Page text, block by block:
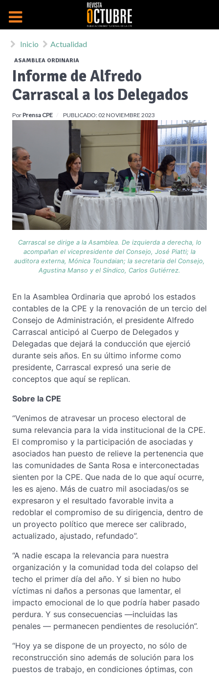
Inicio Actualidad
ASAMBLEA ORDINARIA
Informe de Alfredo
Carrascal a los Delegados
PorPrensa CPE PUBLICADO: 02 NOVIEMBRE 2023
Carrascal se dirige a la Asamblea. De izquierda a derecha, lo
acompañan el vicepresidente del Consejo, José Piatti; la
auditora externa, Mónica Toundaian; la secretaria del Consejo,
Agustina Manso y el Síndico, Carlos Gutiérrez.
En la Asamblea Ordinaria que aprobó los estados
contables de la CPE y la renovación de un tercio del
Consejo de Administración, el presidente Alfredo
Carrascal anticipó al Cuerpo de Delegados y
Delegadas que dejará la conducción que ejerció
durante seis años. En su último informe como
presidente, Carrascal expresó una serie de
conceptos que aquí se replican.
Sobre la CPE
“Venimos de atravesar un proceso electoral de
suma relevancia para la vida institucional de la CPE.
El compromiso y la participación de asociadas y
asociados han puesto de relieve la pertenencia que
las comunidades de Santa Rosa e interconectadas
sienten por la CPE. Que nada de lo que aquí ocurre,
les es ajeno. Más de cuatro mil asociadas/os se
expresaron y el resultado favorable invita a
redoblar el compromiso de su dirigencia, dentro de
un proyecto político que merece ser calibrado,
actualizado, ajustado, refundado”.
“A nadie escapa la relevancia para nuestra
organización y la comunidad toda del colapso del
techo el primer día del año. Y si bien no hubo
víctimas ni daños a personas que lamentar, el
impacto emocional de lo que podría haber pasado
perdura. Y sus consecuencias —incluidas las
penales — permanecen pendientes de resolución”.
“Hoy ya se dispone de un proyecto, no sólo de
reconstrucción sino además de solución para los
puestos de trabajo, en condiciones óptimas, con